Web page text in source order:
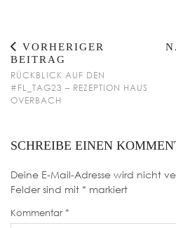
VORHERIGER
BEITRAG
RÜCKBLICK AUF DEN
#FL_TAG23 – REZEPTION HAUS
OVERBACH
SCHREIBE EINEN
Deine E-Mail-Adresse wird nicht
Felder sind mit * markiert
Kommentar *